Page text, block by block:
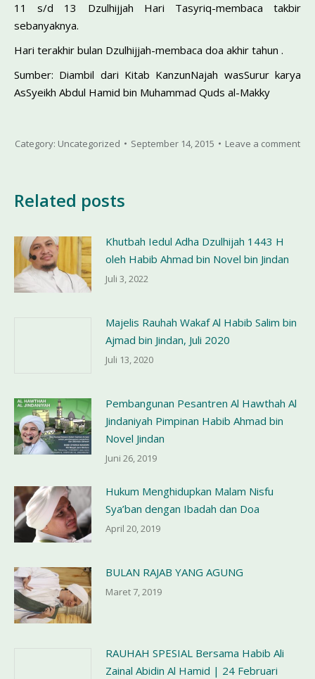
11 s/d 13 Dzulhijjah Hari Tasyriq-membaca takbir
sebanyaknya.
Hari terakhir bulan Dzulhijjah-membaca doa akhir tahun .
Sumber: Diambil dari Kitab KanzunNajah wasSurur karya
AsSyeikh Abdul Hamid bin Muhammad Quds al-Makky
Category: Uncategorized September 14, 2015 Leave a comment
Related posts
Khutbah Iedul Adha Dzulhijah 1443 H
oleh Habib Ahmad bin Novel bin Jindan
Juli 3, 2022
Majelis Rauhah Wakaf Al Habib Salim bin
Ajmad bin Jindan, Juli 2020
Juli 13, 2020
Pembangunan Pesantren Al Hawthah Al
Jindaniyah Pimpinan Habib Ahmad bin
Novel Jindan
Juni 26, 2019
Hukum Menghidupkan Malam Nisfu
Sya’ban dengan Ibadah dan Doa
April 20, 2019
BULAN RAJAB YANG AGUNG
Maret 7, 2019
RAUHAH SPESIAL Bersama Habib Ali
Zainal Abidin Al Hamid | 24 Februari